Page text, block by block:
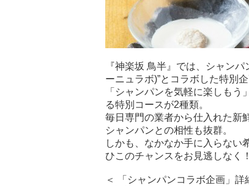
『神楽坂 鳥半』では、シャン
ーニュラボ)”とコラボした特別
「シャンパンを気軽に楽しも
る特別コースが2種類。
毎日専門の業者から仕入れた新
シャンパンとの相性も抜群。
しかも、なかなか手に入らない
ひこのチャンスをお見逃しなく！
＜ 「シャンパンコラボ企画」詳